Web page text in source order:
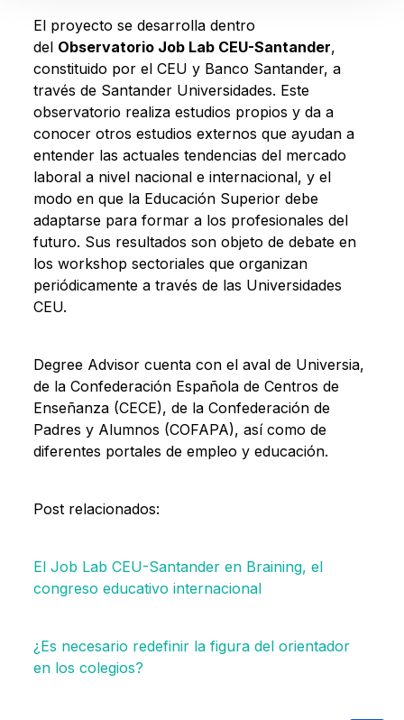
El proyecto se desarrolla dentro
del Observatorio Job Lab CEU-Santander,
constituido por el CEU y Banco Santander, a
través de Santander Universidades. Este
observatorio realiza estudios propios y da a
conocer otros estudios externos que ayudan a
entender las actuales tendencias del mercado
laboral a nivel nacional e internacional, y el
modo en que la Educación Superior debe
adaptarse para formar a los profesionales del
futuro. Sus resultados son objeto de debate en
los workshop sectoriales que organizan
periódicamente a través de las Universidades
CEU.
Degree Advisor cuenta con el aval de Universia,
de la Confederación Española de Centros de
Enseñanza (CECE), de la Confederación de
Padres y Alumnos (COFAPA), así como de
diferentes portales de empleo y educación.
Post relacionados:
El Job Lab CEU-Santander en Braining, el
congreso educativo internacional
¿Es necesario redefinir la figura del orientador
en los colegios?